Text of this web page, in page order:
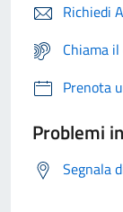
Richiedi
Chiama
Prenota
Problemi
Segnala